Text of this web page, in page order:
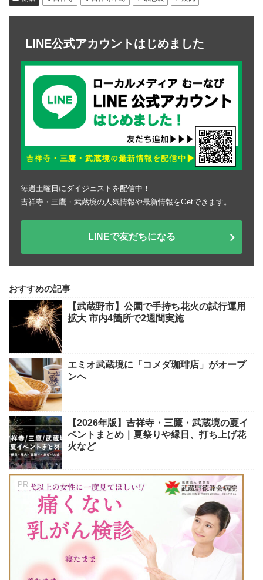
LINE公式アカウントはじめました
毎週土曜日にダイジェストを配信中！
吉祥寺・三鷹・武蔵境の人気情報や最新情報をGetできます。
LINEで友だちになる
おすすめの記事
【武蔵野市】公園で手持ち花火の試行運用
拡大 市内4箇所で2週間実施
エミオ武蔵境に「コメダ珈琲店」がオープ
ンへ
【2026年版】吉祥寺・三鷹・武蔵境の夏イ
ベントまとめ｜夏祭りや縁日、打ち上げ花
火など